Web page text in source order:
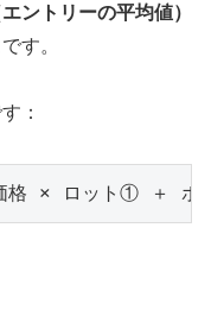
ントリーの平均値）
です。
：